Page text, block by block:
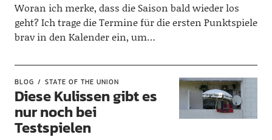
Woran ich merke, dass die Saison bald wieder los
geht? Ich trage die Termine für die ersten Punktspiele
brav in den Kalender ein, um…
BLOG STATE OF THE UNION
Diese Kulissen gibt es
nur noch bei
Testspielen